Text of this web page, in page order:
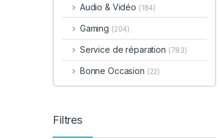
Audio & Vidéo (184)
Gaming (204)
Service de réparation (783)
Bonne Occasion (22)
Filtres